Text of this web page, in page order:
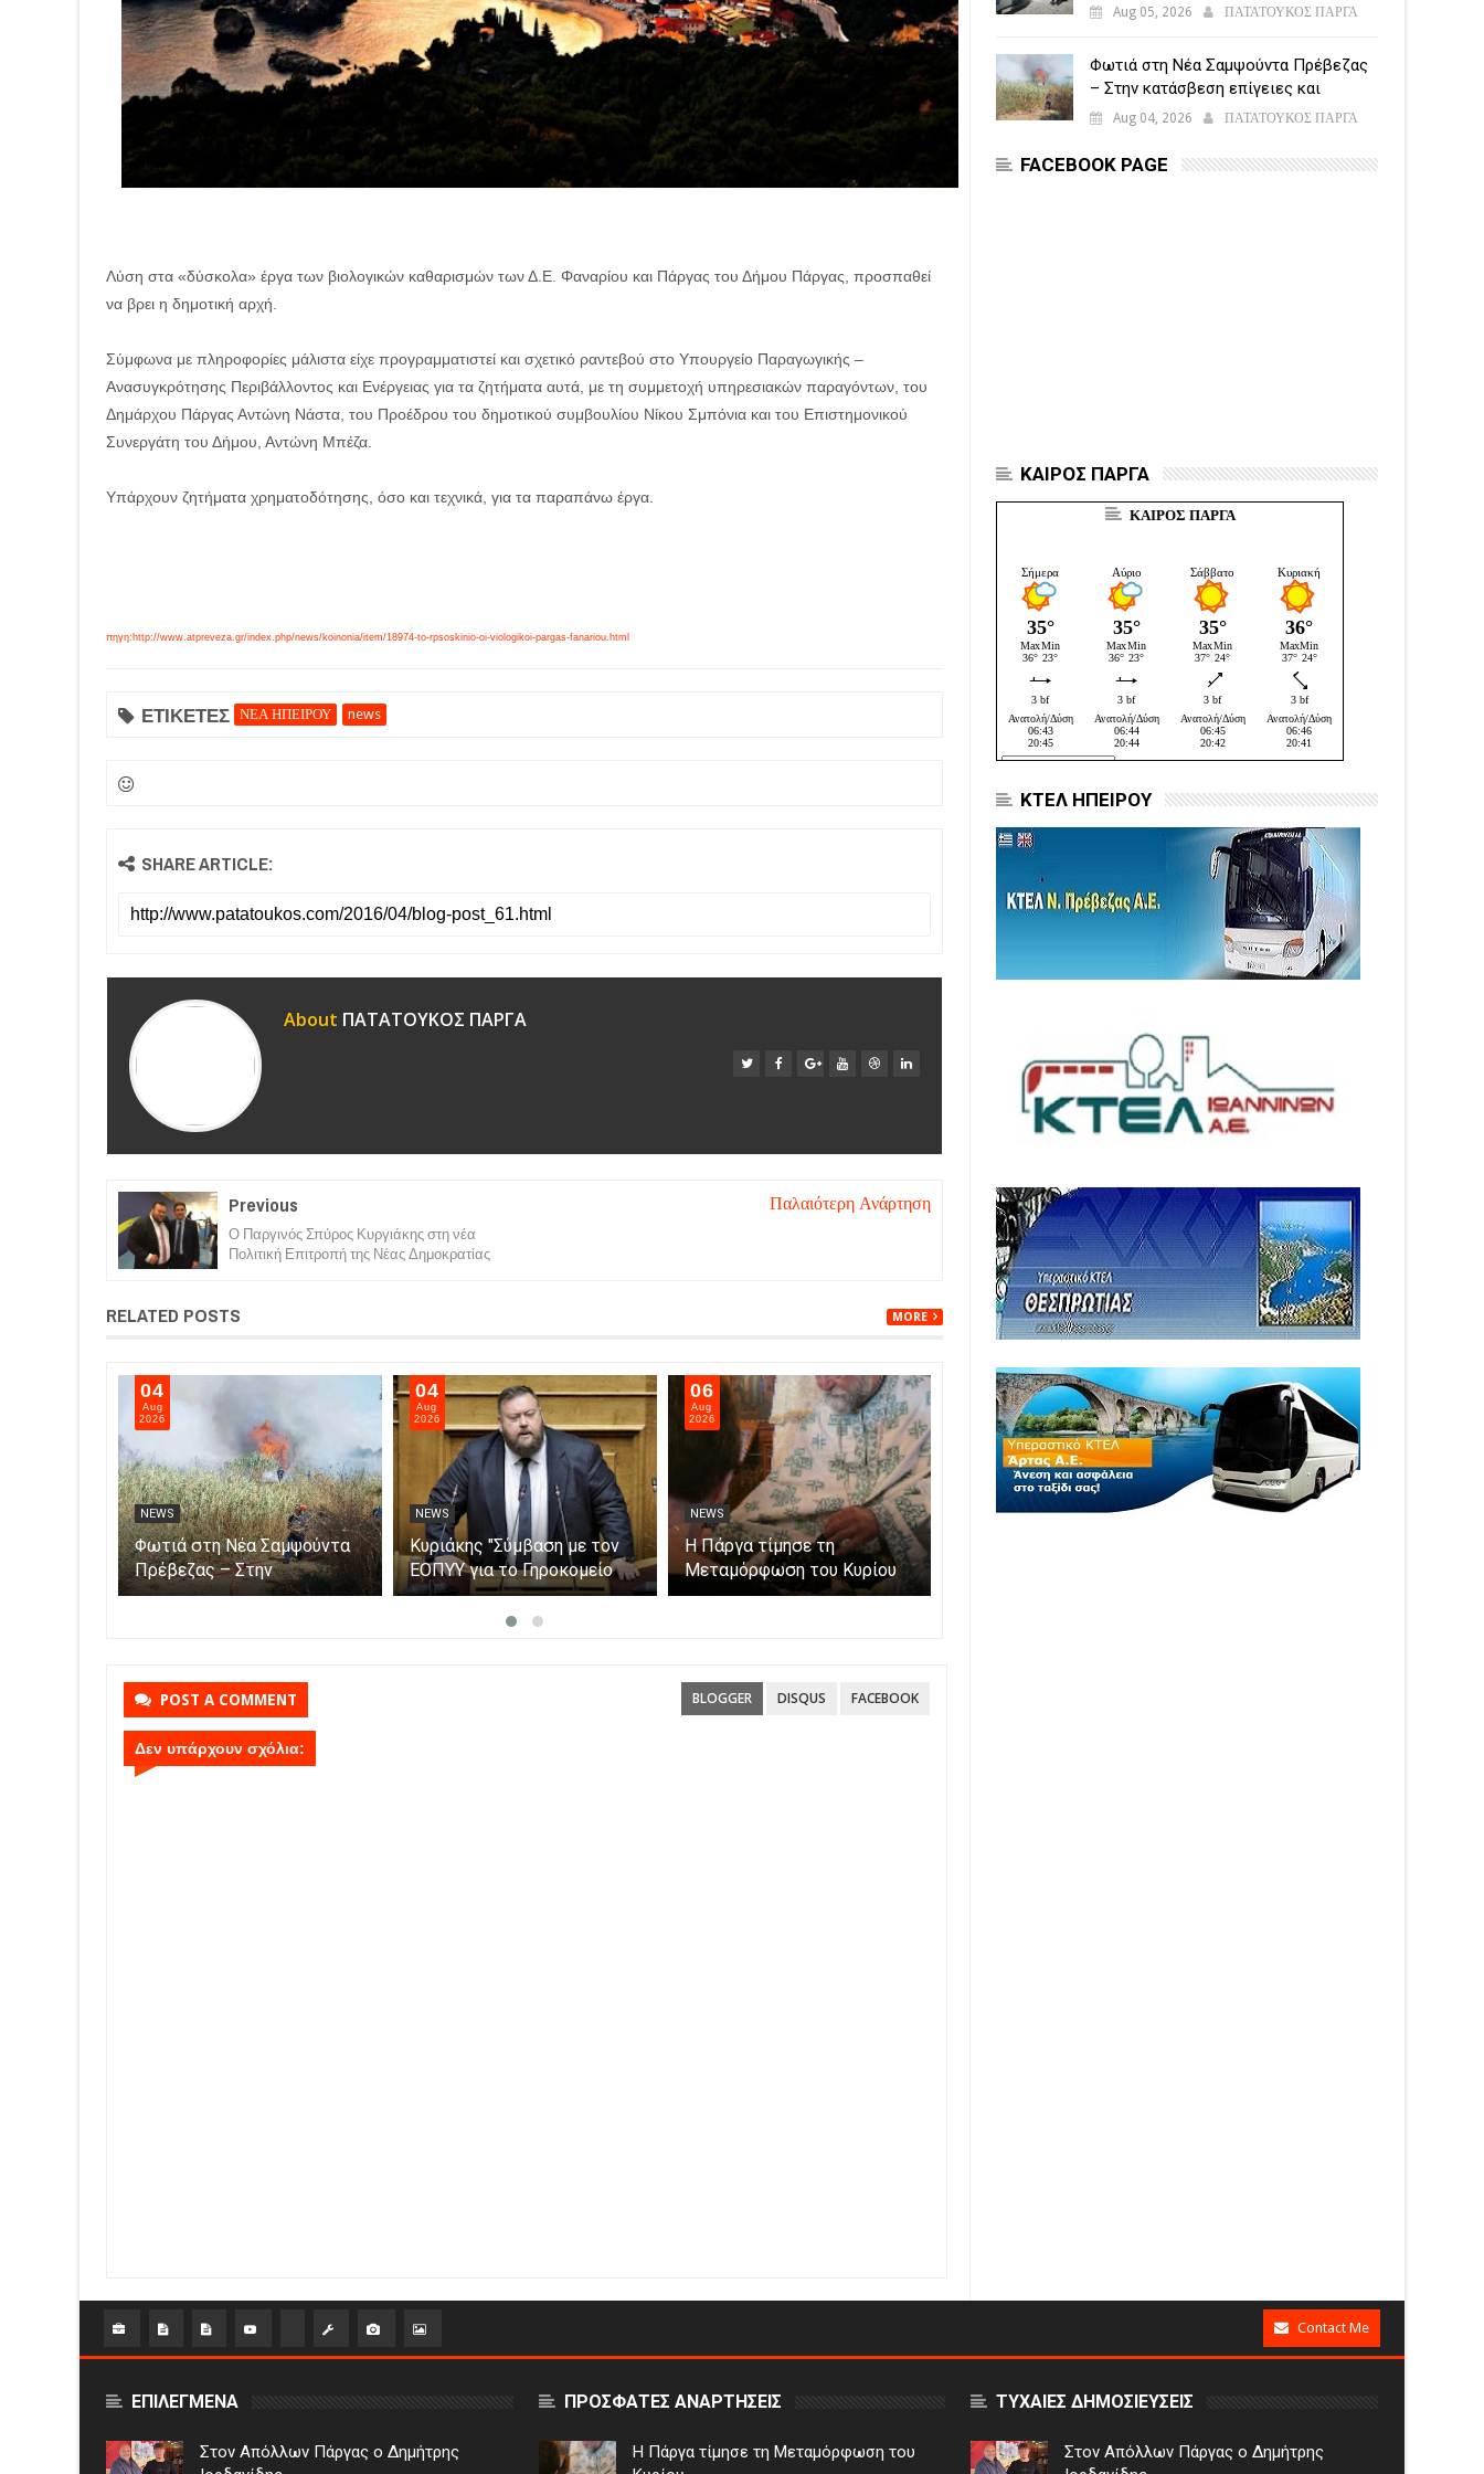
Λύση στα «δύσκολα» έργα των βιολογικών καθαρισμών των Δ.Ε. Φαναρίου και Πάργας του Δήμου Πάργας, προσπαθεί
να βρει η δημοτική αρχή.
Σύμφωνα με πληροφορίες μάλιστα είχε προγραμματιστεί και σχετικό ραντεβού στο Υπουργείο Παραγωγικής –
Ανασυγκρότησης Περιβάλλοντος και Ενέργειας για τα ζητήματα αυτά, με τη συμμετοχή υπηρεσιακών παραγόντων, του
Δημάρχου Πάργας Αντώνη Νάστα, του Προέδρου του δημοτικού συμβουλίου Νίκου Σμπόνια και του Επιστημονικού
Συνεργάτη του Δήμου, Αντώνη Μπέζα.
Υπάρχουν ζητήματα χρηματοδότησης, όσο και τεχνικά, για τα παραπάνω έργα.
πηγη:http://www.atpreveza.gr/index.php/news/koinonia/item/18974-to-rpsoskinio-oi-viologikoi-pargas-fanariou.html
ΕΤΙΚΕΤΕΣ ΝΕΑ ΗΠΕΙΡΟΥ news
SHARE ARTICLE:
About ΠΑΤΑΤΟΥΚΟΣ ΠΑΡΓΑ
Previous
Ο Παργινός Σπύρος Κυργιάκης στη νέα
Πολιτική Επιτροπή της Νέας Δημοκρατίας
Παλαιότερη Ανάρτηση
RELATED POSTS MORE
05
Aug
2026
NEWS
Αυξήθηκαν τα τροχαία και οι
νεκροί στην Ήπειρο τον
Ιούλιο – Πάνω από 5.500
04
Aug
2026
NEWS
Φωτιά στη Νέα Σαμψούντα
Πρέβεζας – Στην
κατάσβεση επίγειες και
εναέριες δυνάμεις
04
Aug
2026
NEWS
Κυριάκης "Σύμβαση με τον
ΕΟΠΥΥ για το Γηροκομείο
Πρέβεζας - Διασφαλίζεται η
NEWS
05
NEWS
POST A COMMENT BLOGGER DISQUS FACEBOOK
Δεν υπάρχουν σχόλια:
5.500 παραβάσεις
Aug 05, 2026 ΠΑΤΑΤΟΥΚΟΣ ΠΑΡΓΑ
Φωτιά στη Νέα Σαμψούντα Πρέβεζας
– Στην κατάσβεση επίγειες και
εναέριες δυνάμεις
Aug 04, 2026 ΠΑΤΑΤΟΥΚΟΣ ΠΑΡΓΑ
FACEBOOK PAGE
ΚΑΙΡΟΣ ΠΑΡΓΑ
ΚΑΙΡΟΣ ΠΑΡΓΑ
ΚΤΕΛ ΗΠΕΙΡΟΥ
Contact Me
ΕΠΙΛΕΓΜΕΝΑ
Στον Απόλλων Πάργας ο Δημήτρης
ΠΡΟΣΦΑΤΕΣ ΑΝΑΡΤΗΣΕΙΣ
Η Πάργα τίμησε τη Μεταμόρφωση του
ΤΥΧΑΙΕΣ ΔΗΜΟΣΙΕΥΣΕΙΣ
Στον Απόλλων Πάργας ο Δημήτρης